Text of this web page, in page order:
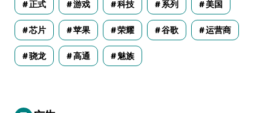
正式 游戏 科技 系列 美国
芯片 苹果 荣耀 谷歌 运营商
骁龙 高通 魅族